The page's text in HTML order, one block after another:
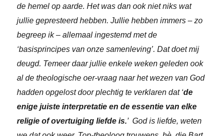
de hemel op aarde. Het was dan ook niet niks wat
jullie gepresteerd hebben. Jullie hebben immers – zo
begreep ik – allemaal ingestemd met de
‘basisprincipes van onze samenleving’. Dat doet mij
deugd. Temeer daar jullie enkele weken geleden ook
al de theologische oer-vraag naar het wezen van God
hadden opgelost door plechtig te verklaren dat ‘de
enige juiste interpretatie en de essentie van elke
religie of overtuiging liefde is.’ God is liefde, weten